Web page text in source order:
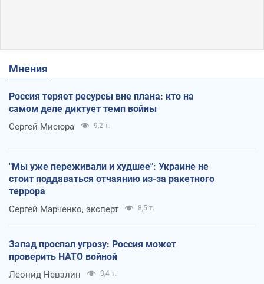
Мнения
Россия теряет ресурсы вне плана: кто на
самом деле диктует темп войны
Сергей Мисюра 9,2 т.
"Мы уже переживали и худшее": Украине не
стоит поддаваться отчаянию из-за ракетного
террора
Сергей Марченко, эксперт 8,5 т.
Запад проспал угрозу: Россия может
проверить НАТО войной
Леонид Невзлин 3,4 т.